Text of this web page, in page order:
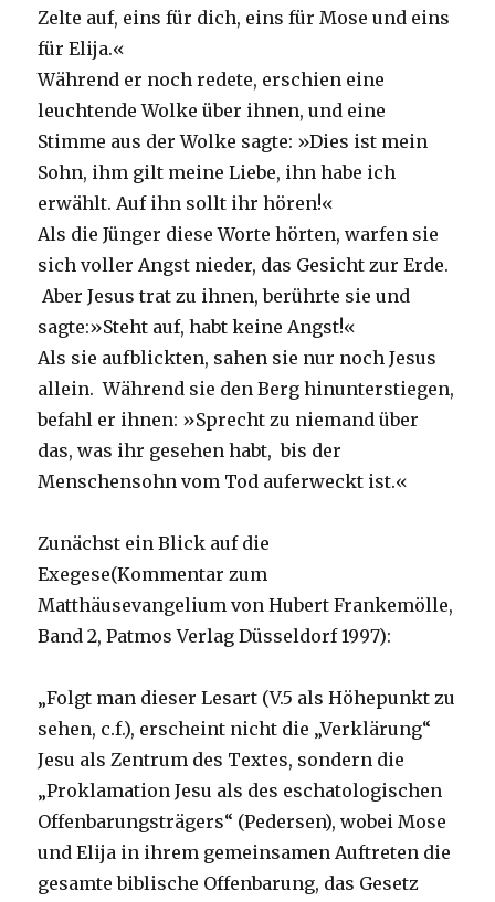
Zelte auf, eins für dich, eins für Mose und eins
für Elija.«
Während er noch redete, erschien eine
leuchtende Wolke über ihnen, und eine
Stimme aus der Wolke sagte: »Dies ist mein
Sohn, ihm gilt meine Liebe, ihn habe ich
erwählt. Auf ihn sollt ihr hören!«
Als die Jünger diese Worte hörten, warfen sie
sich voller Angst nieder, das Gesicht zur Erde.
Aber Jesus trat zu ihnen, berührte sie und
sagte:»Steht auf, habt keine Angst!«
Als sie aufblickten, sahen sie nur noch Jesus
allein. Während sie den Berg hinunterstiegen,
befahl er ihnen: »Sprecht zu niemand über
das, was ihr gesehen habt, bis der
Menschensohn vom Tod auferweckt ist.«
Zunächst ein Blick auf die
Exegese(Kommentar zum
Matthäusevangelium von Hubert Frankemölle,
Band 2, Patmos Verlag Düsseldorf 1997):
„Folgt man dieser Lesart (V.5 als Höhepunkt zu
sehen, c.f.), erscheint nicht die „Verklärung“
Jesu als Zentrum des Textes, sondern die
„Proklamation Jesu als des eschatologischen
Offenbarungsträgers“ (Pedersen), wobei Mose
und Elija in ihrem gemeinsamen Auftreten die
gesamte biblische Offenbarung, das Gesetz